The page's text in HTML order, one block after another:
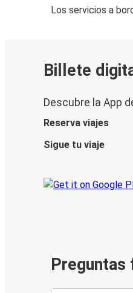
Los servicios a
Billete
Descubre la App
Reserva viajes
Sigue tu viaje
Preguntas